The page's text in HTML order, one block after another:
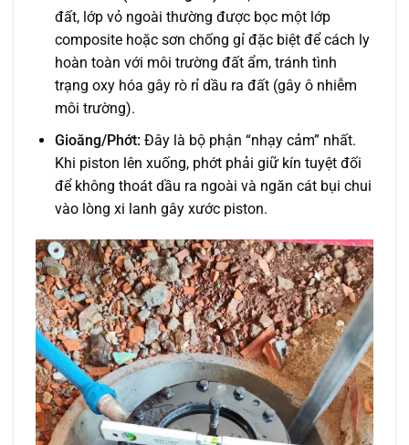
đất, lớp vỏ ngoài thường được bọc một lớp
composite hoặc sơn chống gỉ đặc biệt để cách ly
hoàn toàn với môi trường đất ẩm, tránh tình
trạng oxy hóa gây rò rỉ dầu ra đất (gây ô nhiễm
môi trường).
Gioăng/Phớt: Đây là bộ phận “nhạy cảm” nhất.
Khi piston lên xuống, phớt phải giữ kín tuyệt đối
để không thoát dầu ra ngoài và ngăn cát bụi chui
vào lòng xi lanh gây xước piston.